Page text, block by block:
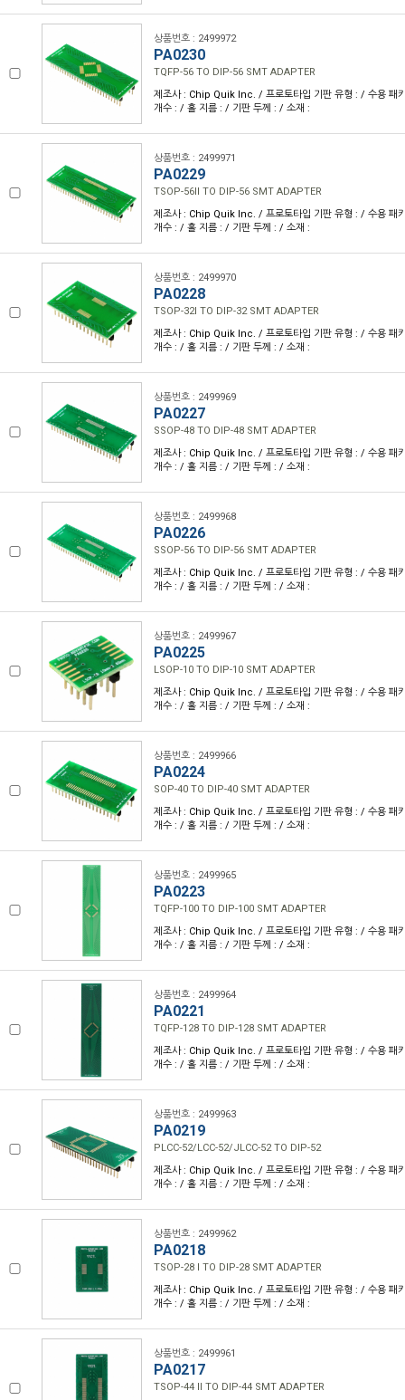
상품번호 : 2499972
PA0230
TQFP-56 TO DIP-56 SMT ADAPTER
제조사 : Chip Quik Inc. / 프로토타입 기판 유형 : / 수용 패
개수 : / 홀 지름 : / 기판 두께 : / 소재 :
상품번호 : 2499971
PA0229
TSOP-56II TO DIP-56 SMT ADAPTER
제조사 : Chip Quik Inc. / 프로토타입 기판 유형 : / 수용 패
개수 : / 홀 지름 : / 기판 두께 : / 소재 :
상품번호 : 2499970
PA0228
TSOP-32I TO DIP-32 SMT ADAPTER
제조사 : Chip Quik Inc. / 프로토타입 기판 유형 : / 수용 패
개수 : / 홀 지름 : / 기판 두께 : / 소재 :
상품번호 : 2499969
PA0227
SSOP-48 TO DIP-48 SMT ADAPTER
제조사 : Chip Quik Inc. / 프로토타입 기판 유형 : / 수용 패
개수 : / 홀 지름 : / 기판 두께 : / 소재 :
상품번호 : 2499968
PA0226
SSOP-56 TO DIP-56 SMT ADAPTER
제조사 : Chip Quik Inc. / 프로토타입 기판 유형 : / 수용 패
개수 : / 홀 지름 : / 기판 두께 : / 소재 :
상품번호 : 2499967
PA0225
LSOP-10 TO DIP-10 SMT ADAPTER
제조사 : Chip Quik Inc. / 프로토타입 기판 유형 : / 수용 패
개수 : / 홀 지름 : / 기판 두께 : / 소재 :
상품번호 : 2499966
PA0224
SOP-40 TO DIP-40 SMT ADAPTER
제조사 : Chip Quik Inc. / 프로토타입 기판 유형 : / 수용 패
개수 : / 홀 지름 : / 기판 두께 : / 소재 :
상품번호 : 2499965
PA0223
TQFP-100 TO DIP-100 SMT ADAPTER
제조사 : Chip Quik Inc. / 프로토타입 기판 유형 : / 수용 패
개수 : / 홀 지름 : / 기판 두께 : / 소재 :
상품번호 : 2499964
PA0221
TQFP-128 TO DIP-128 SMT ADAPTER
제조사 : Chip Quik Inc. / 프로토타입 기판 유형 : / 수용 패
개수 : / 홀 지름 : / 기판 두께 : / 소재 :
상품번호 : 2499963
PA0219
PLCC-52/LCC-52/JLCC-52 TO DIP-52
제조사 : Chip Quik Inc. / 프로토타입 기판 유형 : / 수용 패
개수 : / 홀 지름 : / 기판 두께 : / 소재 :
상품번호 : 2499962
PA0218
TSOP-28 I TO DIP-28 SMT ADAPTER
제조사 : Chip Quik Inc. / 프로토타입 기판 유형 : / 수용 패
개수 : / 홀 지름 : / 기판 두께 : / 소재 :
상품번호 : 2499961
PA0217
TSOP-44 II TO DIP-44 SMT ADAPTER